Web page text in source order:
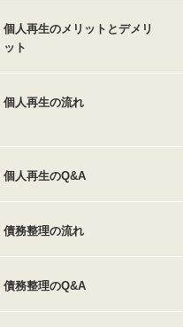
個人再生のメリットとデメリ
ット
個人再生の流れ
個人再生のQ&A
債務整理の流れ
債務整理のQ&A